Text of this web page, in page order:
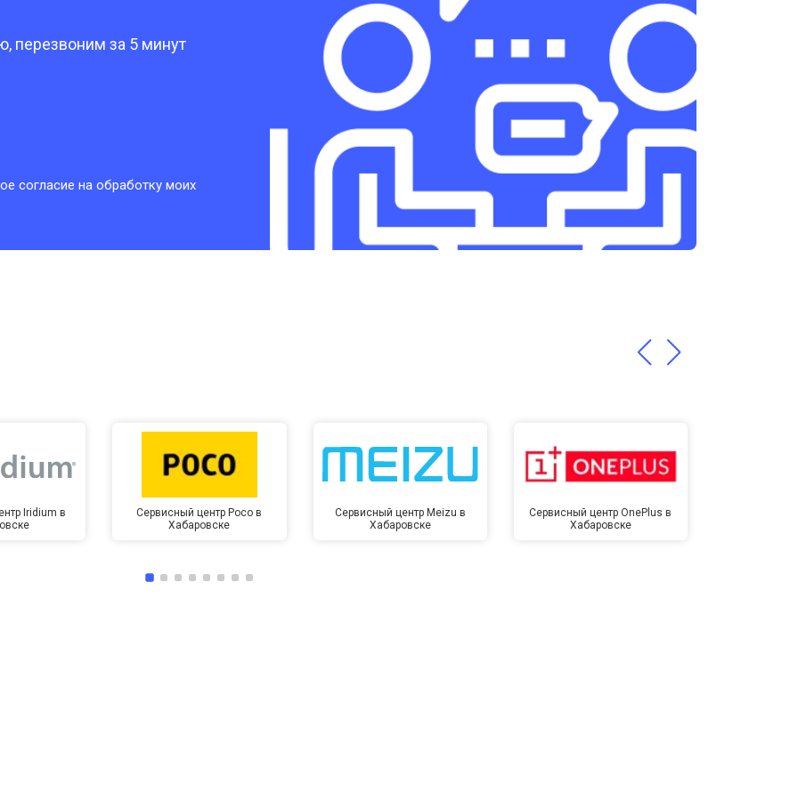
от 1400 ₽ Заказать
от 2700 ₽ Заказать
от 950 ₽ Заказать
от 1750 ₽
перезвоним за 5 минут
согласие на обработку моих
Iridium в
Сервисный центр Poco в
Хабаровске
Сервисный центр Meizu в
Хабаровске
Сервисный центр OnePlus в
Хабаровске